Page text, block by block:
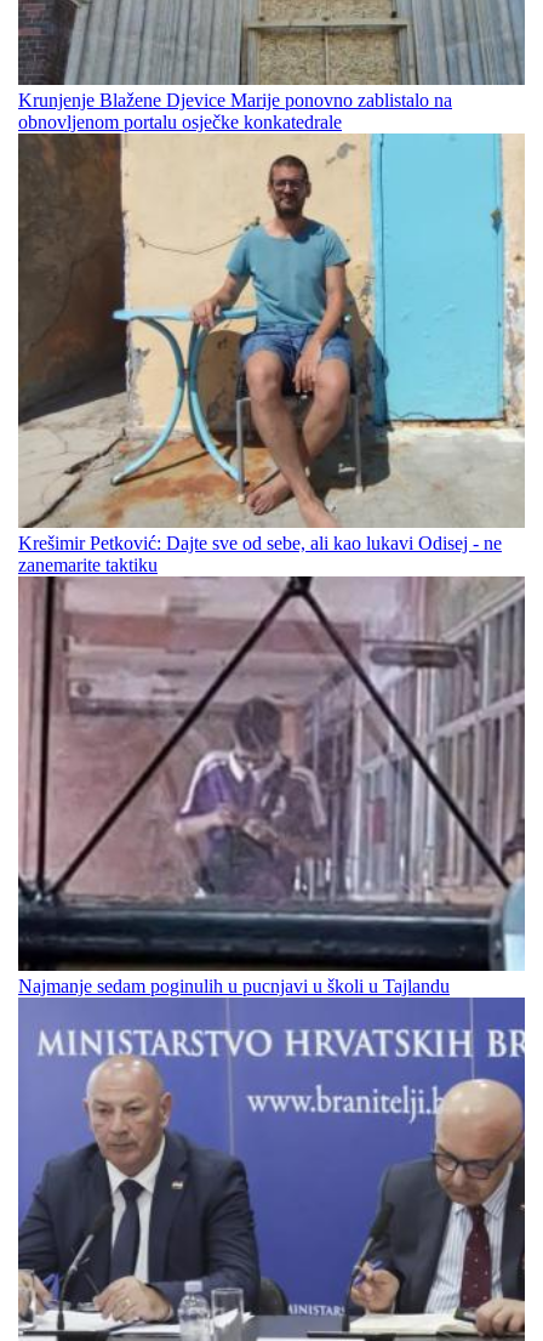
Krunjenje Blažene Djevice Marije ponovno zablistalo na
obnovljenom portalu osječke konkatedrale
Krešimir Petković: Dajte sve od sebe, ali kao lukavi Odisej - ne
zanemarite taktiku
Najmanje sedam poginulih u pucnjavi u školi u Tajlandu